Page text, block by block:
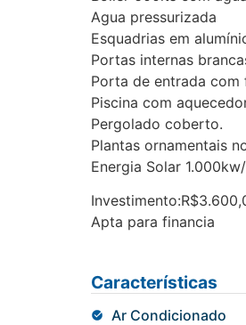
Agua pressurizada
Esquadrias em
Portas internas
Porta de entrada com
Piscina com
Pergolado coberto.
Plantas ornamentais
Energia Solar
Apta para financia
Características
Ar Condicionado